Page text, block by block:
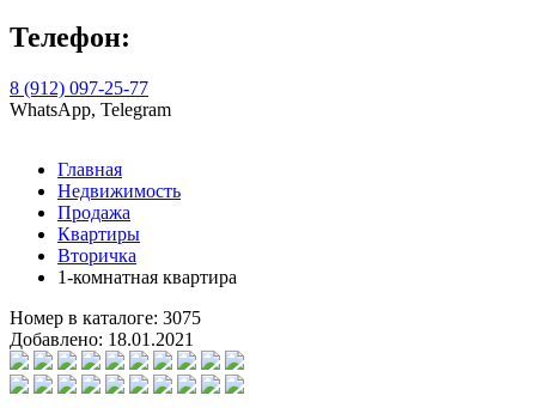
Телефон:
8 (912) 097-25-77
WhatsApp, Telegram
Главная
Недвижимость
Продажа
Квартиры
Вторичка
1-комнатная квартира
Номер в каталоге: 3075
Добавлено: 18.01.2021